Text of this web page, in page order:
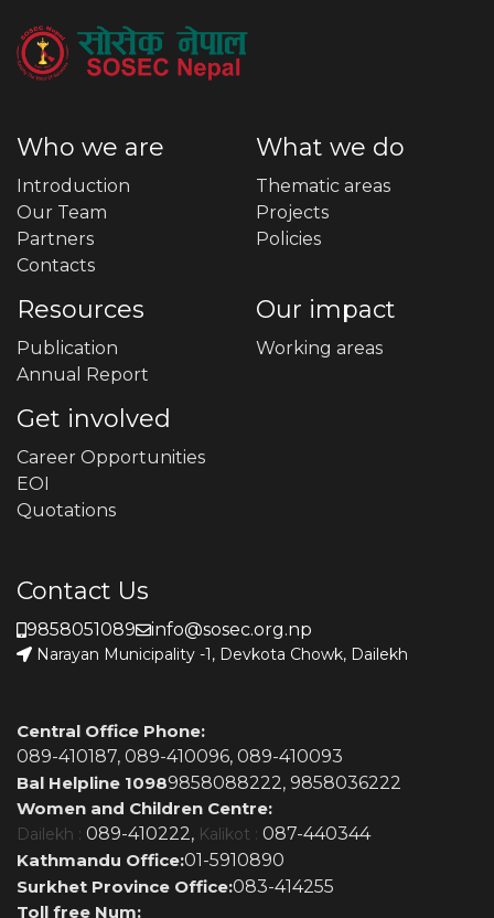
Who we are
Introduction
Our Team
Partners
Contacts
What we do
Thematic areas
Projects
Policies
Resources
Publication
Annual Report
Our impact
Working areas
Get involved
Career Opportunities
EOI
Quotations
Contact Us
9858051089 info@sosec.org.np
Narayan Municipality -1, Devkota Chowk, Dailekh
Central Office Phone:
089-410187, 089-410096, 089-410093
Bal Helpline 10989858088222, 9858036222
Women and Children Centre:
Dailekh : 089-410222, Kalikot : 087-440344
Kathmandu Office:01-5910890
Surkhet Province Office:083-414255
Toll free Num: